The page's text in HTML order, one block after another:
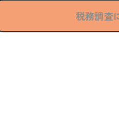
税務調査